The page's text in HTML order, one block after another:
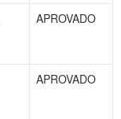
APROVADO
APROVADO